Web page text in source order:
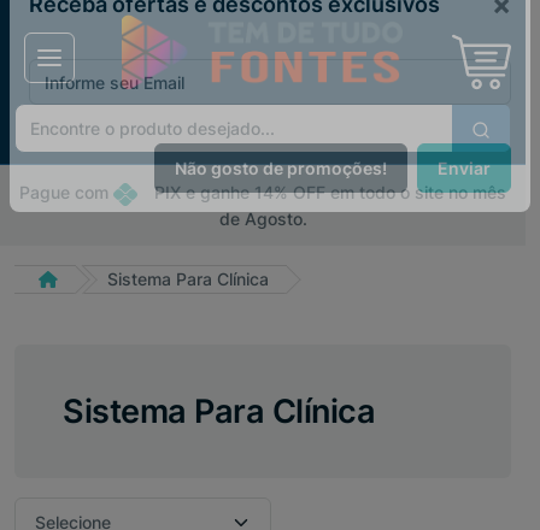
Pague com
PIX e ganhe 14% OFF em todo o site no mês
de Agosto.
Sistema Para Clínica
Sistema Para Clínica
Receba ofertas e descontos exclusivos ×
Não gosto de promoções! Enviar